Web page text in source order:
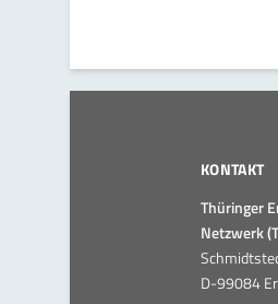
KONTAKT
Thüringer
Netzwerk
D-99084